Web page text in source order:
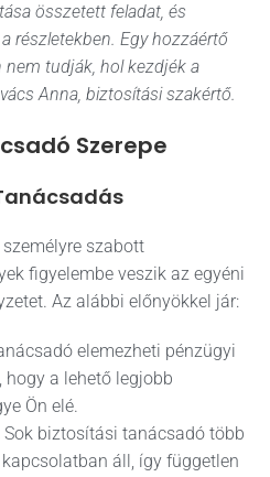
összetett feladat, és
részletekben. Egy hozzáértő
tudják, hol kezdjék a
Anna, biztosítási szakértő.
Szerepe
szabott
figyelembe veszik az egyéni
Az alábbi előnyökkel jár:
elemezheti pénzügyi
hogy a lehető legjobb
Ön elé.
Sok biztosítási tanácsadó több
áll, így független